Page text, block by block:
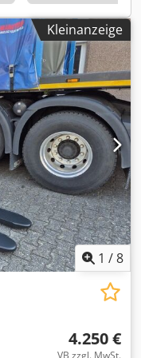
hinten Typ:
80 - 100% Batterie
Ah: 300Ah
Batterie Zustand:
für die
Kleinanzeige
1 /8
4.250 €
VB zzgl. MwSt.